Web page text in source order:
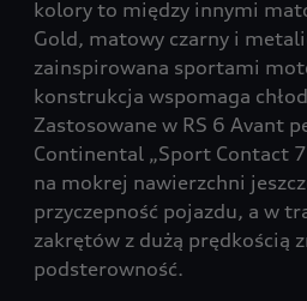
kolory to między innymi
Gold, matowy czarny i
zainspirowana sportami
konstrukcja wspomaga
Zastosowane w RS 6 Avant
Continental „Sport Contact
na mokrej nawierzchni
przyczepność pojazdu, a w
zakrętów z dużą prędkością
podsterowność.